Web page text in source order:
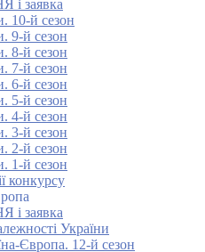
заявка
10-й сезон
9-й сезон
8-й сезон
7-й сезон
6-й сезон
5-й сезон
4-й сезон
3-й сезон
2-й сезон
1-й сезон
конкурсу
заявка
України
Європа. 12-й сезон